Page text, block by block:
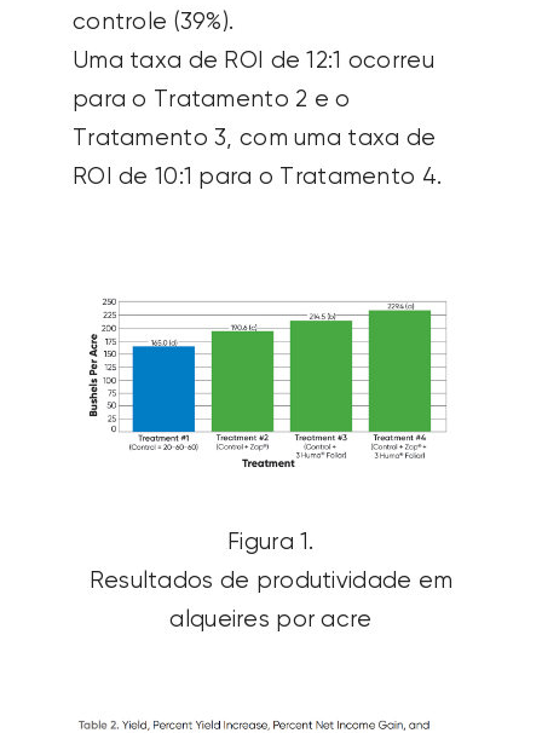
controle (39%).
Uma taxa de ROI de 12:1 ocorreu
para o Tratamento 2 e o
Tratamento 3, com uma taxa de
ROI de 10:1 para o Tratamento 4.
Figura 1.
Resultados de produtividade em
alqueires por acre